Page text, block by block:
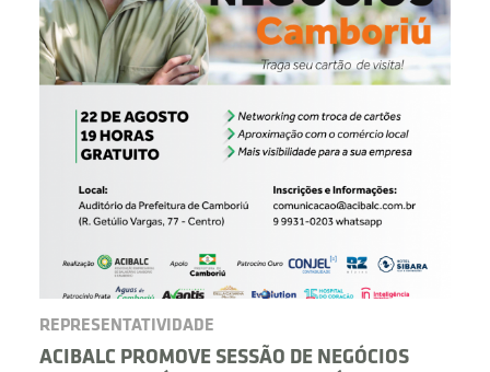
REPRESENTATIVIDADE
ACIBALC PROMOVE SESSÃO DE NEGÓCIOS